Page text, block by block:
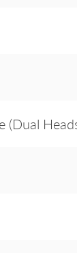
(Dual